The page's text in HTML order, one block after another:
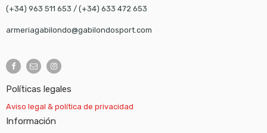
(+34) 963 511 653 / (+34) 633 472 653
armeriagabilondo@gabilondosport.com
Políticas legales
Aviso legal & política de privacidad
Información